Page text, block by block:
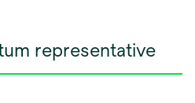
representative